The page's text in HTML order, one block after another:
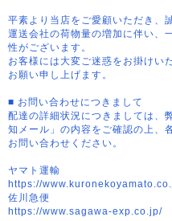
平素より当店をご愛顧いただき、
運送会社の荷物量の増加に伴い、
性がございます。
お客様には大変ご迷惑をお掛けい
お願い申し上げます。
■ お問い合わせにつきまして
配達の詳細状況につきましては、
知メール」の内容をご確認の上、
お問い合わせください。
ヤマト運輸
https://
佐川急便
https://www.sagawa-exp.co.jp/